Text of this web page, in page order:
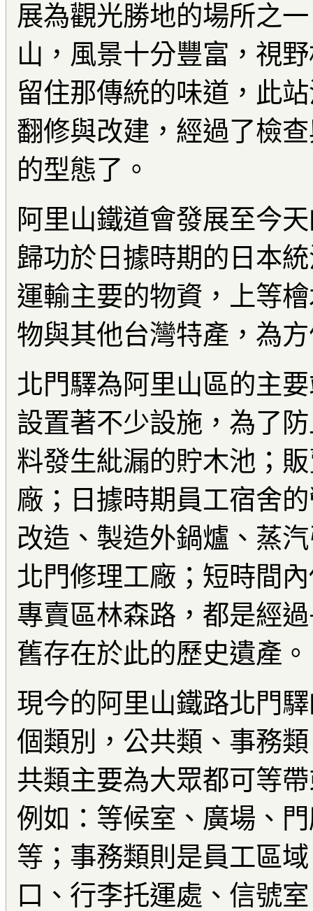
展為觀光勝地的場所之
山，風景十分豐富，視
留住那傳統的味道，此
翻修與改建，經過了檢
的型態了。
阿里山鐵道會發展至今
歸功於日據時期的日本
運輸主要的物資，上等
物與其他台灣特產，為
北門驛為阿里山區的主
設置著不少設施，為了
料發生紕漏的貯木池；
廠；日據時期員工宿舍
改造、製造外鍋爐、蒸
北門修理工廠；短時間
專賣區林森路，都是經
舊存在於此的歷史遺產。
現今的阿里山鐵路北門
個類別，公共類、事務
共類主要為大眾都可等
例如：等候室、廣場、
等；事務類則是員工區
口、行李托運處、信號